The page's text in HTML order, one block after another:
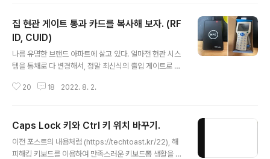
필수적으로 쓰이는 백슬래쉬가 한글 키보드 위치에서는 fn
+ m 인데, 영문 키보드에서는 shift + , 인 것. 일단 세팅을
해야 하니 부들부들 떨며 짜증팍팍 내며 영어 키보드 자판
을 보면서 한다. 1. 레이아웃에 한글 레이아웃 추가 안드로
이드에서는 자소분리 일어나긴 했지만 레이아웃을 지원은
했다. Genian OS 에서는 지원조차 하지않는다. 수정..
집 현관 게이트 통과 카드를 복사해 보자. (RF
ID, CUID)
나름 유명한 브랜드 아파트에 살고 있다. 얼마전 현관 시스
템을 통채로 다 변경해서, 정말 최신식의 출입 게이트로 변
문도 열 수 있고, 집의 도어락도 열 수 있으며 아파트 안에
찮다고 한다. 핸드폰으로 띡 되었으면 좋겠다고. 그 의견에
전적으로 동의했고, 할 수 있는 방법을 찾아 헤맸다. 방법은
RFID 카드키 복사. 열심히 공부 및 시행착오를 한 결과를
20 18 2022. 8. 2.
Caps Lock 키와 Ctrl 키 위치 바꾸기.
이전 포스트의 내용처럼 (https://techtoast.kr/22), 해
피해킹 키보드를 이용하여 만족스러운 키보드뽐 생활을 즐